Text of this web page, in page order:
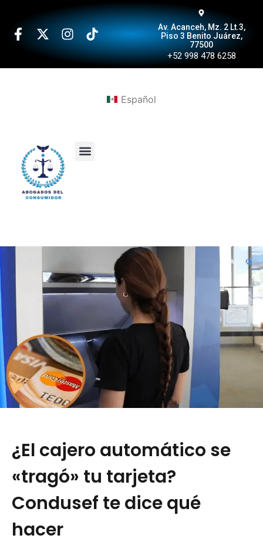
Av. Acanceh, Mz. 2 Lt.3,
Piso 3 Benito Juárez,
77500
+52 998 478 6258
Español
¿El cajero automático se
«tragó» tu tarjeta?
Condusef te dice qué
hacer